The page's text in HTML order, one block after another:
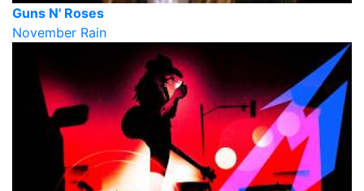
Guns N' Roses
November Rain